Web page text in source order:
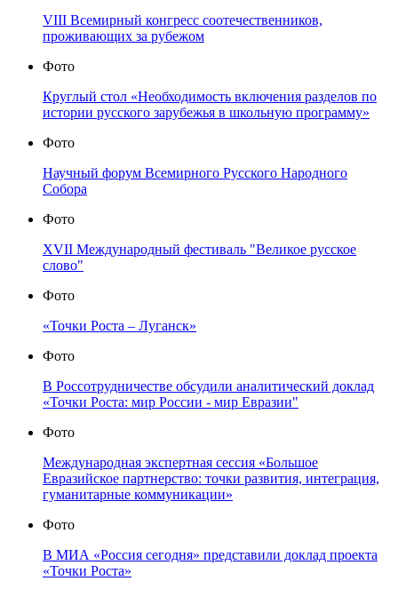
VIII Всемирный конгресс соотечественников,
проживающих за рубежом
Фото
Круглый стол «Необходимость включения разделов по
истории русского зарубежья в школьную программу»
Фото
Научный форум Всемирного Русского Народного
Собора
Фото
XVII Международный фестиваль "Великое русское
слово"
Фото
«Точки Роста – Луганск»
Фото
В Россотрудничестве обсудили аналитический доклад
«Точки Роста: мир России - мир Евразии"
Фото
Международная экспертная сессия «Большое
Евразийское партнерство: точки развития, интеграция,
гуманитарные коммуникации»
Фото
В МИА «Россия сегодня» представили доклад проекта
«Точки Роста»